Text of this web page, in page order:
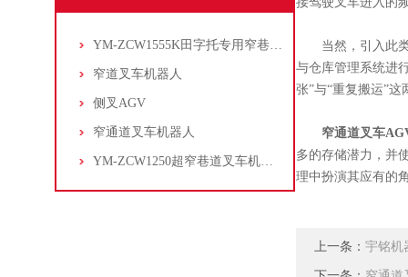
YM-ZCW1555K田字托专用窄巷道叉车机器人
窄道叉车机器人
侧叉AGV
窄通道叉车机器人
YM-ZCW1250超窄巷道叉车机器人
当然，引入此类
与仓库管理系统进
张”与“重复搬运”
窄通道叉车
多的存储潜力，并
理中扮演其应有的
上一条： 宇铭机